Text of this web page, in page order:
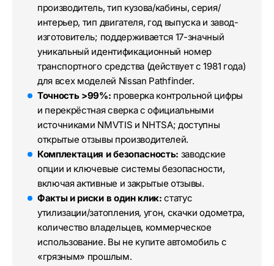
производитель, тип кузова/кабины, серия/
интерьер, тип двигателя, год выпуска и завод-
изготовитель; поддерживается 17-значный
уникальный идентификационный номер
транспортного средства (действует с 1981 года)
для всех моделей Nissan Pathfinder.
Точность >99%: проверка контрольной цифры
и перекрёстная сверка с официальными
источниками NMVTIS и NHTSA; доступны
открытые отзывы производителей.
Комплектация и безопасность: заводские
опции и ключевые системы безопасности,
включая активные и закрытые отзывы.
Факты и риски в один клик: статус
утилизации/затопления, угон, скачки одометра,
количество владельцев, коммерческое
использование. Вы не купите автомобиль с
«грязным» прошлым.